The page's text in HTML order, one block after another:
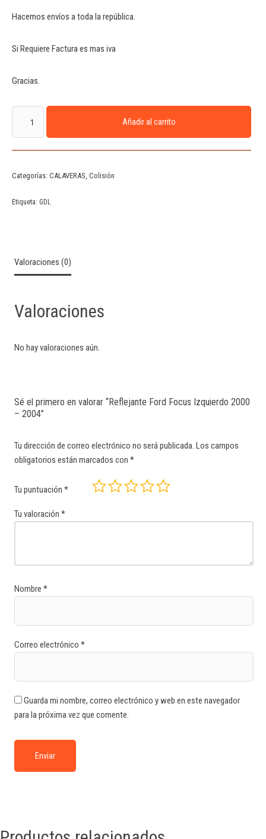
Hacemos envíos a toda la república.
Si Requiere Factura es mas iva
Gracias.
Añadir al carrito
Categorías: CALAVERAS Colisión
Etiqueta: GDL
Valoraciones (0)
Valoraciones
No hay valoraciones aún.
Sé el primero en valorar “Reflejante Ford Focus Izquierdo 2000
– 2004”
Tu dirección de correo electrónico no será publicada. Los campos
obligatorios están marcados con *
Tu puntuación *
Tu valoración *
Nombre *
Correo electrónico *
Guarda mi nombre, correo electrónico y web en este navegador
para la próxima vez que comente.